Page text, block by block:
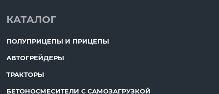
КАТАЛОГ
ПОЛУПРИЦЕПЫ И ПРИЦЕПЫ
АВТОГРЕЙДЕРЫ
ТРАКТОРЫ
БЕТОНОСМЕСИТЕЛИ С САМОЗАГРУЗКОЙ